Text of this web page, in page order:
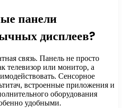
панели
дисплеев?
связь. Панель не просто
телевизор или монитор, а
Сенсорное
встроенные приложения и
оборудования
удобными.